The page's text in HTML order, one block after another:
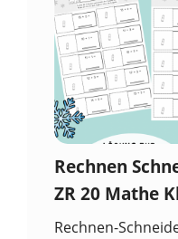
Rechnen
ZR 20 Mathe
Rechnen-